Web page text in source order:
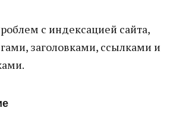
с индексацией сайта,
заголовками, ссылками и